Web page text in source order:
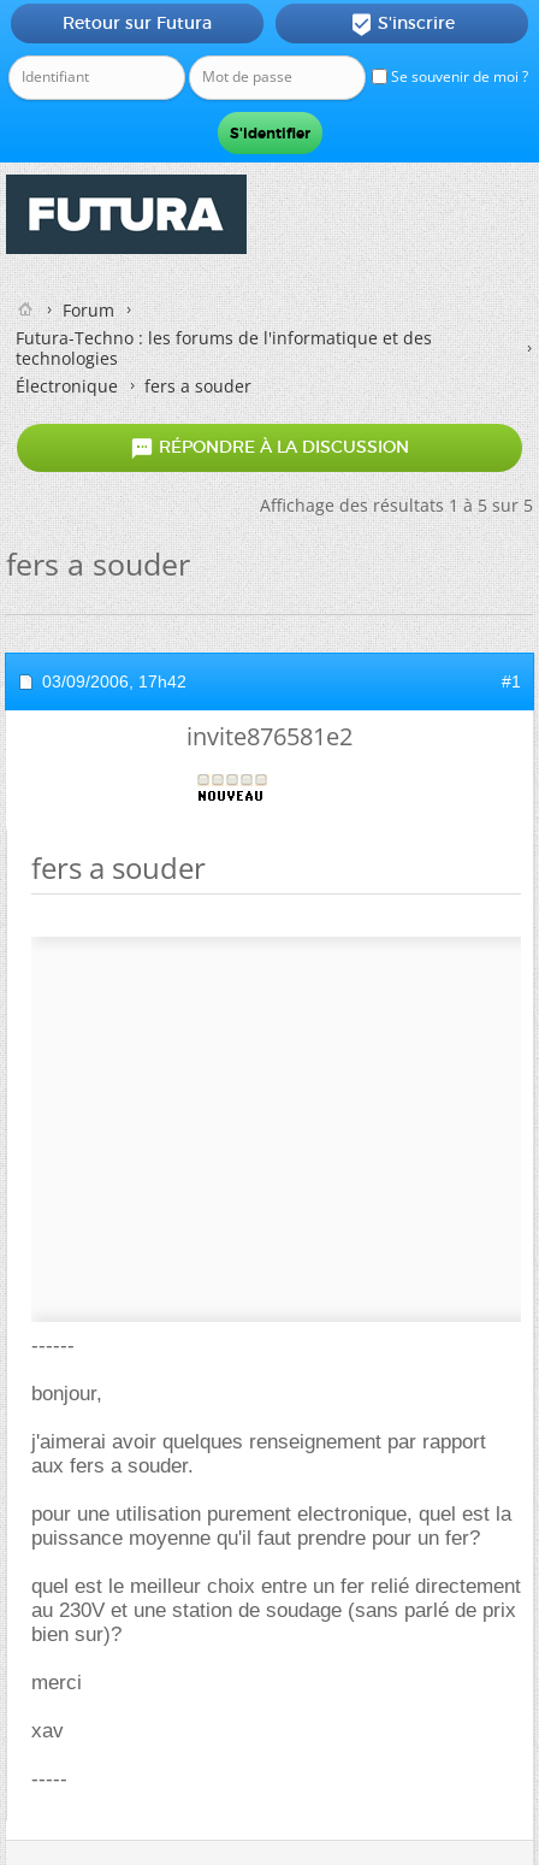
Se souvenir de moi ?
Retour sur Futura  S'inscrire
Forum
Futura-Techno : les forums de l'informatique et des
technologies
Électronique
fers a souder
 RÉPONDRE À LA DISCUSSION
Affichage des résultats 1 à 5 sur 5
fers a souder
03/09/2006, 17h42 #1
invite876581e2
fers a souder
------
bonjour,
j'aimerai avoir quelques renseignement par rapport
aux fers a souder.
pour une utilisation purement electronique, quel est la
puissance moyenne qu'il faut prendre pour un fer?
quel est le meilleur choix entre un fer relié directement
au 230V et une station de soudage (sans parlé de prix
bien sur)?
merci
xav
-----